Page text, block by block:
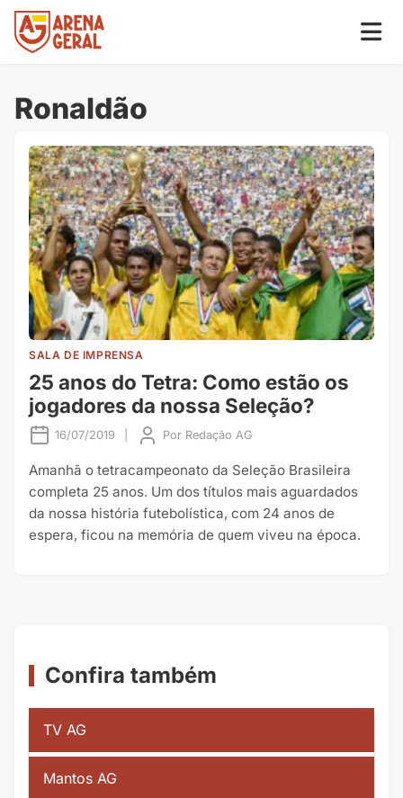
Ronaldão
SALA DE IMPRENSA
25 anos do Tetra: Como estão os
jogadores da nossa Seleção?
16/07/2019 Por Redação AG
Amanhã o tetracampeonato da Seleção Brasileira
completa 25 anos. Um dos títulos mais aguardados
da nossa história futebolística, com 24 anos de
espera, ficou na memória de quem viveu na época.
Confira também
TV AG
Mantos AG